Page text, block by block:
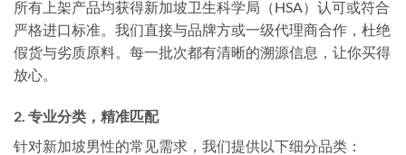
所有上架产品均获得新加坡卫生科学局（HSA）认可或符合
严格进口标准。我们直接与品牌方或一级代理商合作，杜绝
假货与劣质原料。每一批次都有清晰的溯源信息，让你买得
放心。
2. 专业分类，精准匹配
针对新加坡男性的常见需求，我们提供以下细分品类：